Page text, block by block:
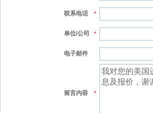
联系电话 *
单位/公司 *
电子邮件
留言内容 *